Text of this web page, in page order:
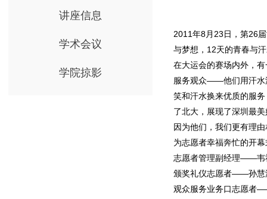
讲座信息
学术会议
学院掠影
2011年8月23日，第26
与梦想，12天的青春与
在大运会的赛场内外，
服务观众——他们用汗水
笑和汗水换来优质的服
了北大，展现了深圳最
因为他们，我们更有理
为志愿者幸福奔忙的开
志愿者管理副经理——韦
颁奖礼仪志愿者——孙慧
观众服务业务口志愿者